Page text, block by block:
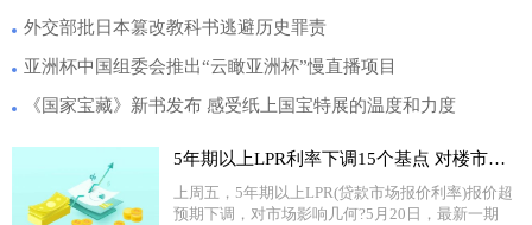
外交部批日本篡改教科书逃避历史罪责
亚洲杯中国组委会推出“云瞰亚洲杯”慢直播项目
《国家宝藏》新书发布 感受纸上国宝特展的温度和力度
5年期以上LPR利率下调15个基点 对楼市影响几何？
上周五，5年期以上LPR(贷款市场报价利率)报价超
预期下调，对市场影响几何?5月20日，最新一期